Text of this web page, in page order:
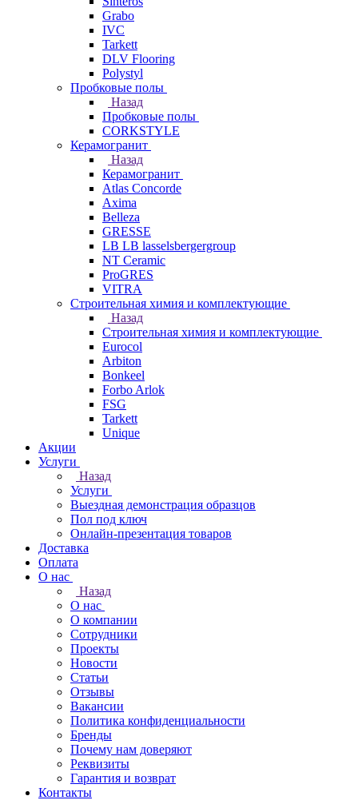
Grabo
IVC
Tarkett
DLV Flooring
Polystyl
Пробковые полы
Назад
Пробковые полы
CORKSTYLE
Керамогранит
Назад
Керамогранит
Atlas Concorde
Axima
Belleza
GRESSE
LB LB lasselsbergergroup
NT Ceramic
ProGRES
VITRA
Строительная химия и комплектующие
Назад
Строительная химия и комплектующие
Eurocol
Arbiton
Bonkeel
Forbo Arlok
FSG
Tarkett
Unique
Акции
Услуги
Назад
Услуги
Выездная демонстрация образцов
Пол под ключ
Онлайн-презентация товаров
Доставка
Оплата
О нас
Назад
О нас
О компании
Сотрудники
Проекты
Новости
Статьи
Отзывы
Вакансии
Политика конфиденциальности
Бренды
Почему нам доверяют
Реквизиты
Гарантия и возврат
Контакты